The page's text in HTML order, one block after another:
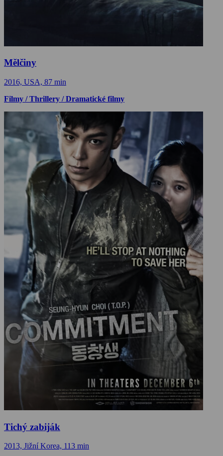
Mělčiny
2016, USA, 87 min
Filmy / Thrillery / Dramatické filmy
Tichý zabiják
2013, Jižní Korea, 113 min